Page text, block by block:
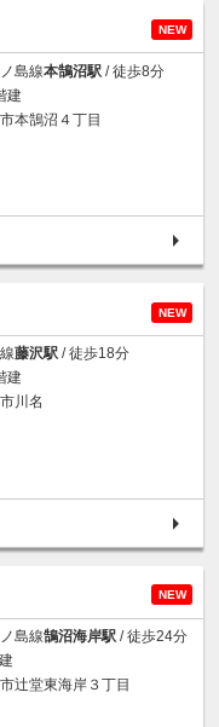
NEW
島線本鵠沼駅 / 徒歩8分
建
本鵠沼４丁目
NEW
藤沢駅 / 徒歩18分
建
川名
NEW
島線鵠沼海岸駅 / 徒歩24分
辻堂東海岸３丁目